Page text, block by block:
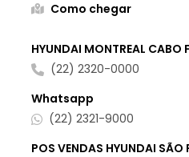
Como chegar
HYUNDAI MONTREAL CABO
(22) 2320-0000
Whatsapp
(22) 2321-9000
POS VENDAS HYUNDAI SÃO